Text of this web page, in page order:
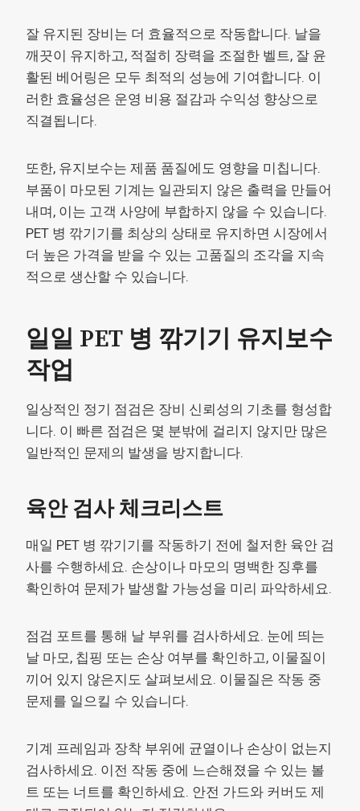
잘 유지된 장비는 더 효율적으로 작동합니다. 날을
깨끗이 유지하고, 적절히 장력을 조절한 벨트, 잘 윤
활된 베어링은 모두 최적의 성능에 기여합니다. 이
러한 효율성은 운영 비용 절감과 수익성 향상으로
직결됩니다.
또한, 유지보수는 제품 품질에도 영향을 미칩니다.
부품이 마모된 기계는 일관되지 않은 출력을 만들어
내며, 이는 고객 사양에 부합하지 않을 수 있습니다.
PET 병 깎기기를 최상의 상태로 유지하면 시장에서
더 높은 가격을 받을 수 있는 고품질의 조각을 지속
적으로 생산할 수 있습니다.
일일 PET 병 깎기기 유지보수
작업
일상적인 정기 점검은 장비 신뢰성의 기초를 형성합
니다. 이 빠른 점검은 몇 분밖에 걸리지 않지만 많은
일반적인 문제의 발생을 방지합니다.
육안 검사 체크리스트
매일 PET 병 깎기기를 작동하기 전에 철저한 육안 검
사를 수행하세요. 손상이나 마모의 명백한 징후를
확인하여 문제가 발생할 가능성을 미리 파악하세요.
점검 포트를 통해 날 부위를 검사하세요. 눈에 띄는
날 마모, 칩핑 또는 손상 여부를 확인하고, 이물질이
끼어 있지 않은지도 살펴보세요. 이물질은 작동 중
문제를 일으킬 수 있습니다.
기계 프레임과 장착 부위에 균열이나 손상이 없는지
검사하세요. 이전 작동 중에 느슨해졌을 수 있는 볼
트 또는 너트를 확인하세요. 안전 가드와 커버도 제